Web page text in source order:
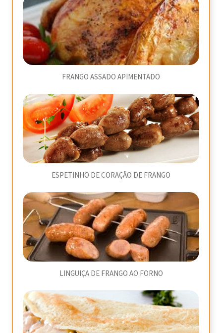
FRANGO ASSADO APIMENTADO
ESPETINHO DE CORAÇÃO DE FRANGO
LINGUIÇA DE FRANGO AO FORNO